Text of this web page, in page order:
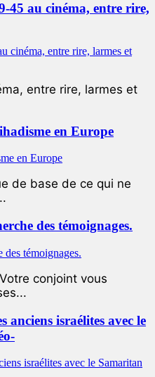
45 au cinéma, entre rire,
entre rire, larmes et
en Europe
de base de ce qui ne
des témoignages.
conjoint vous
anciens israélites avec le